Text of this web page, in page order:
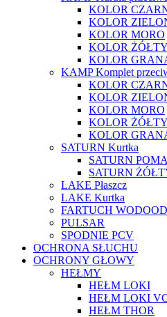
KOLOR
KOLOR
KOLOR MORO
KOLOR ŻÓŁTY
KOLOR
KAMP Komplet
KOLOR
KOLOR
KOLOR MORO
KOLOR ŻÓŁTY
KOLOR
SATURN Kurtka
SATURN
SATURN
LAKE Płaszcz
LAKE Kurtka
FARTUCH
PULSAR
SPODNIE PCV
OCHRONA SŁUCHU
OCHRONY GŁOWY
HEŁMY
HEŁM LOKI
HEŁM LOKI
HEŁM THOR